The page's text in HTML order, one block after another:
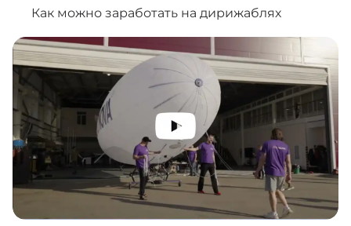
Как можно заработать на дирижаблях